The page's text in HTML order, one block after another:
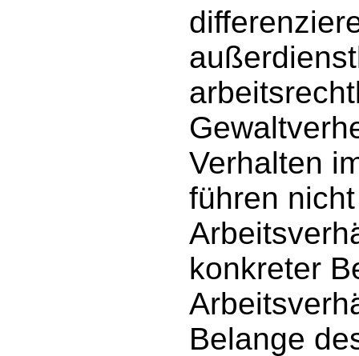
Verhalten
führen
konkreter
Belange